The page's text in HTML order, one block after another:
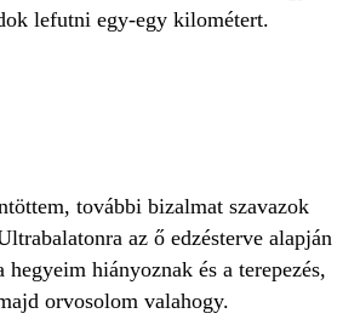
lefutni egy-egy kilométert.
további bizalmat szavazok
az ő edzésterve alapján
hiányoznak és a terepezés,
orvosolom valahogy.